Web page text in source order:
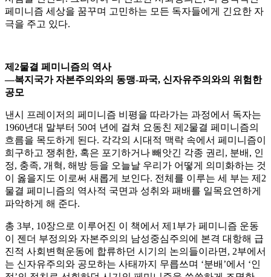
페미니즘 세상을 꿈꾸며 고민하는 모든 독자들에게 긴요한 자
극을 주고 있다.
제2물결 페미니즘의 역사
―복지국가 자본주의와의 동맹-파국, 신자유주의와의 위험한
공모
낸시 프레이저의 페미니즘 비평을 따라가는 과정에서 독자는
1960년대 말부터 50여 년에 걸쳐 요동친 제2물결 페미니즘의
흐름을 목도하게 된다. 각각의 시대적 맥락 속에서 페미니즘이
희구하고 쟁취한, 혹은 포기하거나 빼앗긴 각종 권리, 분배, 인
정, 충족, 개혁, 해방 등을 오늘날 우리가 어떻게 의미화하는 것
이 옳을지도 이로써 새롭게 보인다. 전체를 이루는 세 부는 제2
물결 페미니즘의 역사적 국면과 성취와 패배를 일목요연하게
파악하게 해 준다.
총 3부, 10장으로 이루어진 이 책에서 제1부가 페미니즘 운동
이 젠더 부정의와 자본주의의 남성중심주의에 본격 대항해 급
진적 사회변혁운동에 합류하던 시기의 논의들이라면, 2부에서
는 신자유주의와 공모하는 사태까지 무릅쓰며 ‘분배’에서 ‘인